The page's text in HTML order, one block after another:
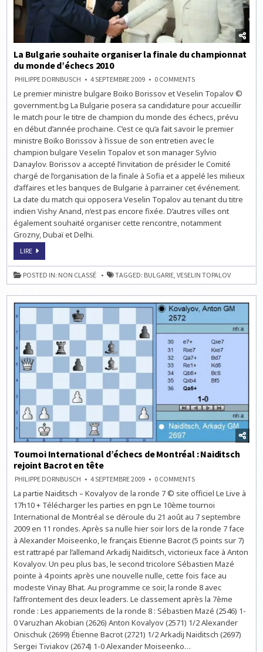
La Bulgarie souhaite organiser la finale du championnat
du monde d’échecs 2010
PHILIPPE DORNBUSCH 4 SEPTEMBRE 2009 0 COMMENTSON
BULGARIE
SOUHAITE
ORGANISER
LA
FINALE
DU
CHAMPIONNAT
DU
MONDE
D’ÉCHECS
2010
Le premier ministre bulgare Boiko Borissov et Veselin Topalov ©
government.bg La Bulgarie posera sa candidature pour accueillir
le match pour le titre de champion du monde des échecs, prévu
en début d’année prochaine. C’est ce qu’a fait savoir le premier
ministre Boïko Borissov à l’issue de son entretien avec le
champion bulgare Veselin Topalov et son manager Sylvio
Danaylov. Borissov a accepté l’invitation de présider le Comité
chargé de l’organisation de la finale à Sofia et a appelé les milieux
d’affaires et les banques de Bulgarie à parrainer cet événement.
La date du match qui opposera Veselin Topalov au tenant du titre
indien Vishy Anand, n’est pas encore fixée. D’autres villes ont
également souhaité organiser cette rencontre, notamment
Grozny, Dubaï et Delhi.
LIRELA
SOUHAITE
ORGANISER
LA
FINALE
DU
POSTED IN: NON CLASSÉ TAGGED: BULGARIE,VESELIN TOPALOV
Tournoi International d’échecs de Montréal : Naiditsch
rejoint Bacrot en tête
PHILIPPE DORNBUSCH 4 SEPTEMBRE 2009 0 COMMENTSON
INTERNATIONAL
DE
MONTRÉAL
NAIDITSCH
BACROT
TÊTE
La partie Naiditsch – Kovalyov de la ronde 7 © site officiel Le Live à
17h10 + Télécharger les parties en pgn Le 10ème tournoi
International de Montréal se déroule du 21 août au 7 septembre
2009 en 11 rondes. Après sa nulle hier soir lors de la ronde 7 face
à Alexander Moiseenko, le français Etienne Bacrot (5 points sur 7)
est rattrapé par l’allemand Arkadij Naiditsch, victorieux face à Anton
Kovalyov. Un peu plus bas, le second tricolore Sébastien Mazé
pointe à 4 points après une nouvelle nulle, cette fois face au
modeste Vinay Bhat. Au programme ce soir, la ronde 8 avec
l’affrontement des deux leaders. Le classement après la 7ème
ronde : Les appariements de la ronde 8 : Sébastien Mazé (2546) 1-
0 Varuzhan Akobian (2626) Anton Kovalyov (2571) 1/2 Alexander
Onischuk (2699) Étienne Bacrot (2721) 1/2 Arkadij Naiditsch (2697)
Sergei Tiviakov (2674) 1-0 Alexander Moiseenko…